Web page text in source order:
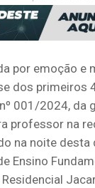
por emoção e
dos primeiros
001/2024, da
professor na
na noite desta
Ensino